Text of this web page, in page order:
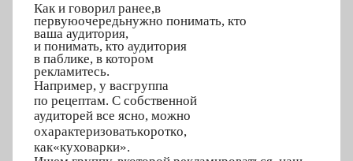
Как и говорил ранее,в
первуюочередьнужно понимать, кто
ваша аудитория,
и понимать, кто аудитория
в паблике, в котором
рекламитесь.
Например, у васгруппа
по рецептам. С собственной
аудиторей все ясно, можно
охарактеризоватькоротко,
как«куховарки».